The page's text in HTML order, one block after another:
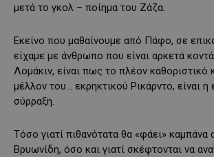
μετά το γκολ – ποίημα του Ζάζα.
Εκείνο που μαθαίνουμε από Πάφο, σε
είχαμε με άνθρωπο που είναι αρκετά
Λομάκιν, είναι πως το πλέον καθοριστικό
μέλλον του… εκρηκτικού Ρικάρντο, είναι
σύρραξη.
Τόσο γιατί πιθανότατα θα «φάει» καμπάνα
Βρυωνίδη, όσο και γιατί σκέφτονται να